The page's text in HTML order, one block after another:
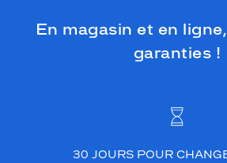
En magasin et en
garanties !
30 JOURS POUR